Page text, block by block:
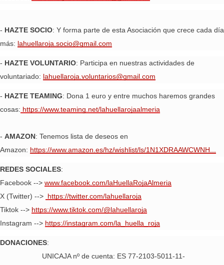
- HAZTE SOCIO: Y forma parte de esta Asociación que crece cada día
más: lahuellaroja.socio@gmail.com
- HAZTE VOLUNTARIO: Participa en nuestras actividades de
voluntariado: lahuellaroja.voluntarios@gmail.com
- HAZTE TEAMING: Dona 1 euro y entre muchos haremos grandes
cosas: https://www.teaming.net/lahuellarojaalmeria
- AMAZON: Tenemos lista de deseos en
Amazon: https://www.amazon.es/hz/wishlist/ls/1N1XDRAAWCWNH...
REDES SOCIALES:
Facebook --> www.facebook.com/laHuellaRojaAlmeria
X (Twitter) --> https://twitter.com/lahuellaroja
Tiktok --> https://www.tiktok.com/@lahuellaroja
Instagram --> https://instagram.com/la_huella_roja
DONACIONES:
UNICAJA nº de cuenta: ES 77-2103-5011-11-